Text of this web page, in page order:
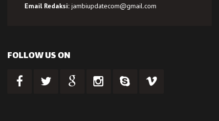
Email Redaksi: jambiupdatecom@gmail.com
FOLLOW US ON